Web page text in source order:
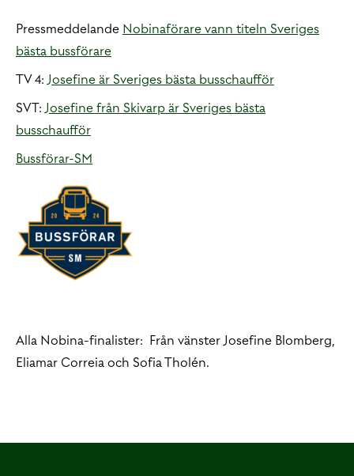
Pressmeddelande Nobinaförare vann titeln Sveriges
bästa bussförare
TV 4: Josefine är Sveriges bästa busschaufför
SVT: Josefine från Skivarp är Sveriges bästa
busschaufför
Bussförar-SM
Alla Nobina-finalister: Från vänster Josefine Blomberg,
Eliamar Correia och Sofia Tholén.